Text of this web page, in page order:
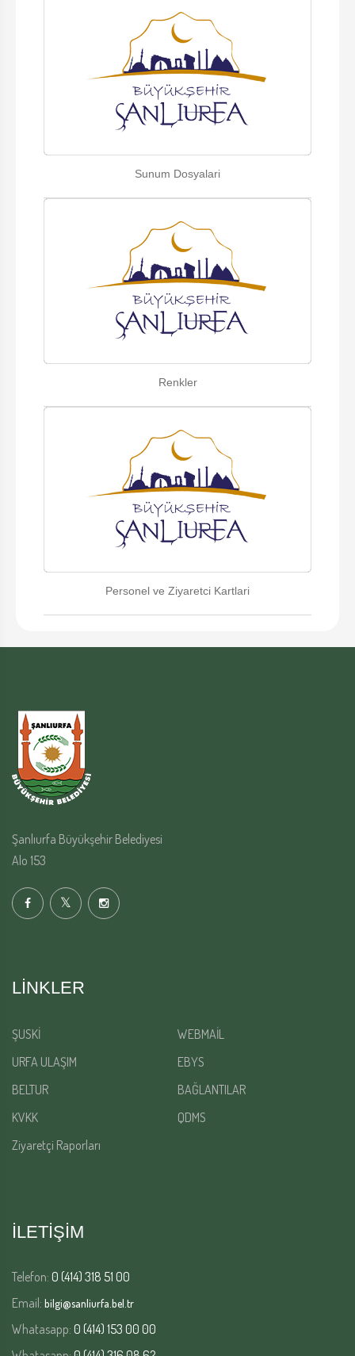
Sunum Dosyalari
Renkler
Personel ve Ziyaretci Kartlari
Şanlıurfa Büyükşehir Belediyesi
Alo 153
LINKLER
ŞUSKİ
WEBMAİL
URFA ULAŞIM
EBYS
BELTUR
BAĞLANTILAR
KVKK
QDMS
Ziyaretçi Raporları
İLETİŞİM
Telefon: 0 (414) 318 51 00
Email: bilgi@sanliurfa.bel.tr
Whatasapp: 0 (414) 153 00 00